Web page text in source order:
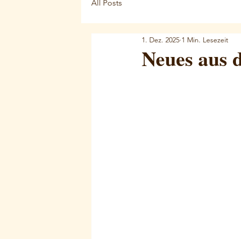
All Posts
Neues aus
1. Dez. 2025 1 Min. Lesezeit